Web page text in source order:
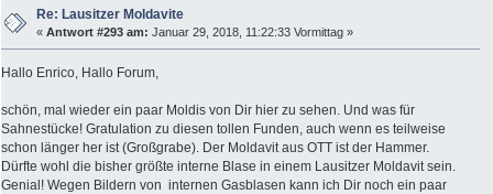
Re: Lausitzer Moldavite
«Antwort #293 am: Januar 29, 2018, 11:22:33 Vormittag »
Hallo Enrico, Hallo Forum,
schön, mal wieder ein paar Moldis von Dir hier zu sehen. Und was für
Sahnestücke! Gratulation zu diesen tollen Funden, auch wenn es teilweise
schon länger her ist (Großgrabe). Der Moldavit aus OTT ist der Hammer.
Dürfte wohl die bisher größte interne Blase in einem Lausitzer Moldavit sein.
Genial! Wegen Bildern von internen Gasblasen kann ich Dir noch ein paar